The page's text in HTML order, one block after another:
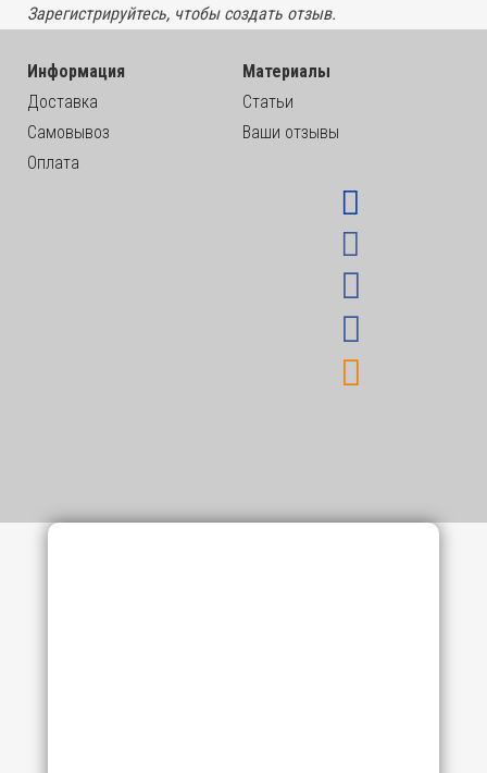
Зарегистрируйтесь, чтобы создать отзыв.
Информация
Доставка
Самовывоз
Оплата
Материалы
Статьи
Ваши отзывы